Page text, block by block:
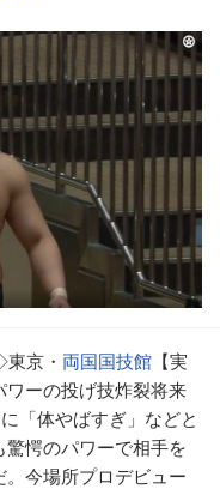
京・ 両国国技館 【実
ーの投げ技炸裂将来
「体やばすぎ」などと
愕のパワーで相手を
今場所プロデビュー